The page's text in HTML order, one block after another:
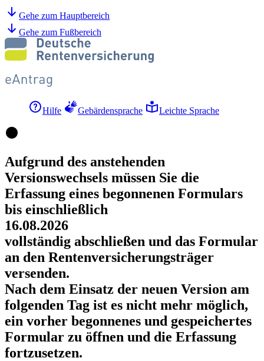
Gehe zum Hauptbereich
Gehe zum Fußbereich
Hilfe Gebärdensprache Leichte Sprache
Aufgrund des anstehenden
Versionswechsels müssen Sie die
Erfassung eines begonnenen Formulars
bis einschließlich
16.08.2026
vollständig abschließen und das Formular
an den Rentenversicherungsträger
versenden.
Nach dem Einsatz der neuen Version am
folgenden Tag ist es nicht mehr möglich,
ein vorher begonnenes und gespeichertes
Formular zu öffnen und die Erfassung
fortzusetzen.